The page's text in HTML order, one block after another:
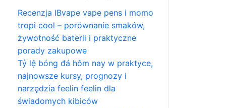
Recenzja IBvape vape pens i momo
tropi cool – porównanie smaków,
żywotność baterii i praktyczne
porady zakupowe
Tỷ lệ bóng đá hôm nay w praktyce,
najnowsze kursy, prognozy i
narzędzia feelin feelin dla
świadomych kibiców